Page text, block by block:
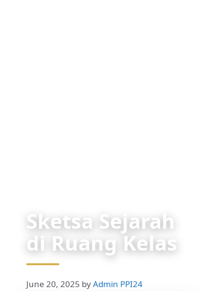
Sketsa Sejarah
di Ruang Kelas
June 20, 2025 byAdmin PPI24